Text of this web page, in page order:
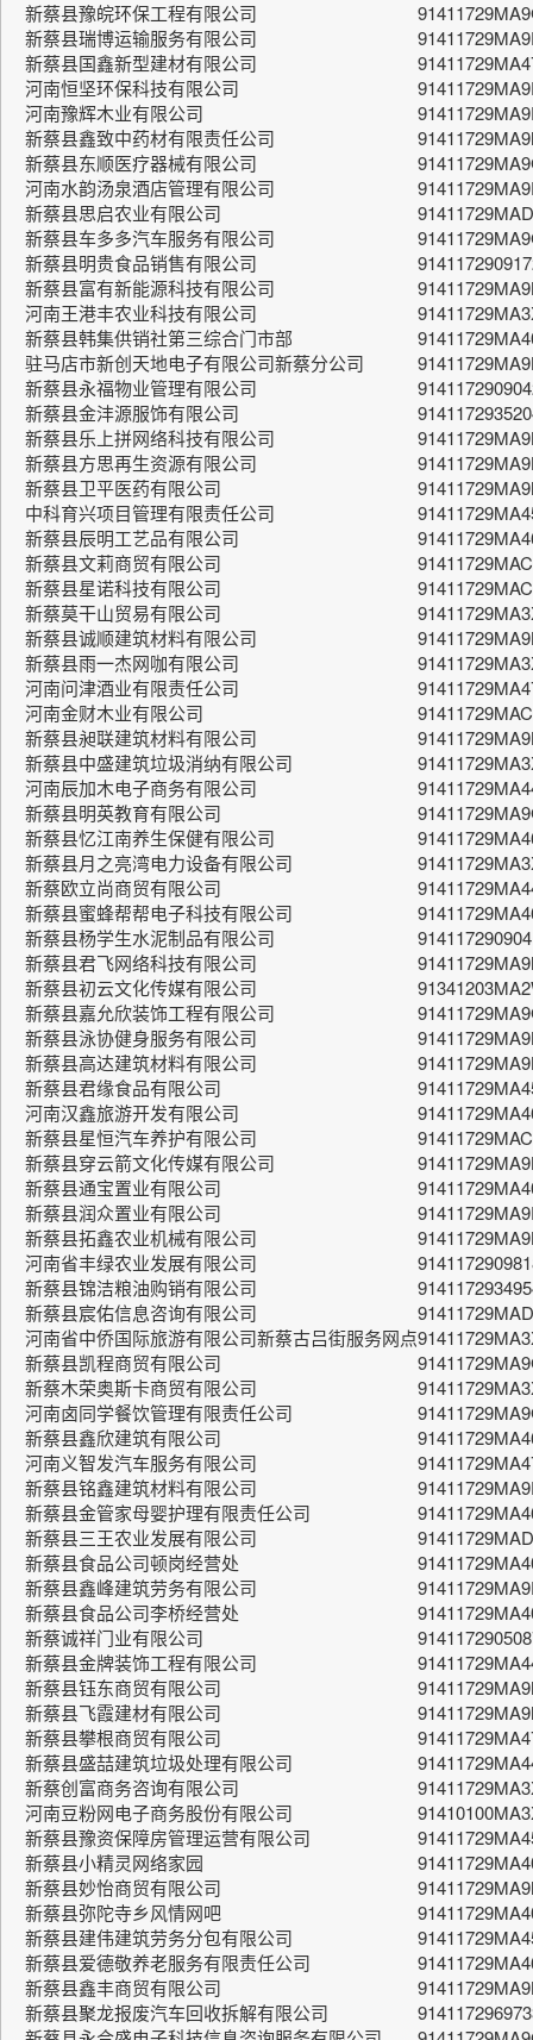
新蔡县豫皖环保工程有限公司
新蔡县瑞博运输服务有限公司
新蔡县国鑫新型建材有限公司
河南恒坚环保科技有限公司
河南豫辉木业有限公司
新蔡县鑫致中药材有限责任公司
新蔡县东顺医疗器械有限公司
河南水韵汤泉酒店管理有限公司
新蔡县思启农业有限公司
新蔡县车多多汽车服务有限公司
新蔡县明贵食品销售有限公司
新蔡县富有新能源科技有限公司
河南王港丰农业科技有限公司
新蔡县韩集供销社第三综合门市部
驻马店市新创天地电子有限公司新蔡分公司
新蔡县永福物业管理有限公司
新蔡县金沣源服饰有限公司
新蔡县乐上拼网络科技有限公司
新蔡县方思再生资源有限公司
新蔡县卫平医药有限公司
中科育兴项目管理有限责任公司
新蔡县辰明工艺品有限公司
新蔡县文莉商贸有限公司
新蔡县星诺科技有限公司
新蔡莫干山贸易有限公司
新蔡县诚顺建筑材料有限公司
新蔡县雨一杰网咖有限公司
河南问津酒业有限责任公司
河南金财木业有限公司
新蔡县昶联建筑材料有限公司
新蔡县中盛建筑垃圾消纳有限公司
河南辰加木电子商务有限公司
新蔡县明英教育有限公司
新蔡县忆江南养生保健有限公司
新蔡县月之亮湾电力设备有限公司
新蔡欧立尚商贸有限公司
新蔡县蜜蜂帮帮电子科技有限公司
新蔡县杨学生水泥制品有限公司
新蔡县君飞网络科技有限公司
新蔡县初云文化传媒有限公司
新蔡县嘉允欣装饰工程有限公司
新蔡县泳协健身服务有限公司
新蔡县高达建筑材料有限公司
新蔡县君缘食品有限公司
河南汉鑫旅游开发有限公司
新蔡县星恒汽车养护有限公司
新蔡县穿云箭文化传媒有限公司
新蔡县通宝置业有限公司
新蔡县润众置业有限公司
新蔡县拓鑫农业机械有限公司
河南省丰绿农业发展有限公司
新蔡县锦洁粮油购销有限公司
新蔡县宸佑信息咨询有限公司
河南省中侨国际旅游有限公司新蔡古吕街服务网点
新蔡县凯程商贸有限公司
新蔡木荣奥斯卡商贸有限公司
河南卤同学餐饮管理有限责任公司
新蔡县鑫欣建筑有限公司
河南义智发汽车服务有限公司
新蔡县铭鑫建筑材料有限公司
新蔡县金管家母婴护理有限责任公司
新蔡县三王农业发展有限公司
新蔡县食品公司顿岗经营处
新蔡县鑫峰建筑劳务有限公司
新蔡县食品公司李桥经营处
新蔡诚祥门业有限公司
新蔡县金牌装饰工程有限公司
新蔡县钰东商贸有限公司
新蔡县飞霞建材有限公司
新蔡县攀根商贸有限公司
新蔡县盛喆建筑垃圾处理有限公司
新蔡创富商务咨询有限公司
河南豆粉网电子商务股份有限公司
新蔡县豫资保障房管理运营有限公司
新蔡县小精灵网络家园
新蔡县妙怡商贸有限公司
新蔡县弥陀寺乡风情网吧
新蔡县建伟建筑劳务分包有限公司
新蔡县爱德敬养老服务有限责任公司
新蔡县鑫丰商贸有限公司
新蔡县聚龙报废汽车回收拆解有限公司